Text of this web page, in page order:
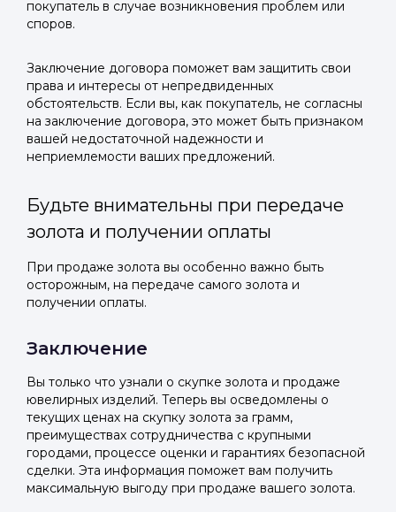
покупатель в случае возникновения проблем или
споров.
Заключение договора поможет вам защитить свои
права и интересы от непредвиденных
обстоятельств. Если вы, как покупатель, не согласны
на заключение договора, это может быть признаком
вашей недостаточной надежности и
неприемлемости ваших предложений.
Будьте внимательны при передаче
золота и получении оплаты
При продаже золота вы особенно важно быть
осторожным, на передаче самого золота и
получении оплаты.
Заключение
Вы только что узнали о скупке золота и продаже
ювелирных изделий. Теперь вы осведомлены о
текущих ценах на скупку золота за грамм,
преимуществах сотрудничества с крупными
городами, процессе оценки и гарантиях безопасной
сделки. Эта информация поможет вам получить
максимальную выгоду при продаже вашего золота.